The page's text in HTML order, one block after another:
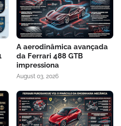
A aerodinâmica avançada
da Ferrari 488 GTB
impressiona
August 03, 2026